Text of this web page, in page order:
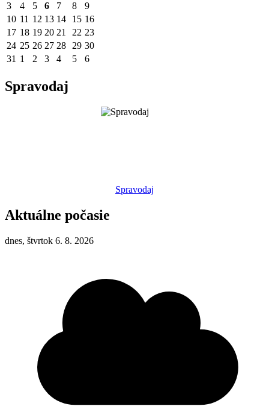
3
4 5 6 7 8
9
10 11 12 13 14 15 16
17 18 19 20 21 22 23
24 25 26 27 28 29 30
31 1 2 3 4 5 6
Spravodaj
Spravodaj
Aktuálne počasie
dnes, štvrtok 6. 8. 2026